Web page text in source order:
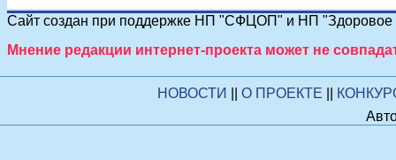
Сайт создан при поддержке НП "СФЦОП" и НП "Здоровое
Мнение редакции интернет-проекта может не
НОВОСТИ О ПРОЕКТЕ